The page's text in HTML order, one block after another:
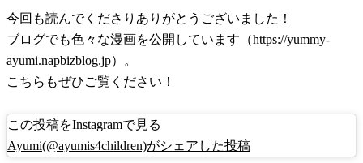
今回も読んでくださりありがとうございました！
ブログでも色々な漫画を公開しています（https://yummy-
ayumi.napbizblog.jp）。
こちらもぜひご覧ください！
この投稿をInstagramで見る
Ayumi(@ayumis4children)がシェアした投稿